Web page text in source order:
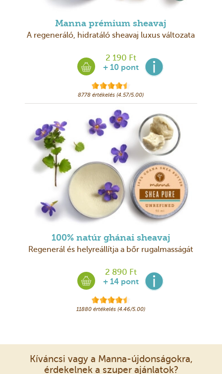
Manna prémium sheavaj
A regeneráló, hidratáló sheavaj luxus változata
2 190 Ft
+ 10 pont
8778 értékelés (4.57/5.00)
100% natúr ghánai sheavaj
Regenerál és helyreállítja a bőr rugalmasságát
2 890 Ft
+ 14 pont
11880 értékelés (4.46/5.00)
Kíváncsi vagy a Manna-újdonságokra,
érdekelnek a szuper ajánlatok?